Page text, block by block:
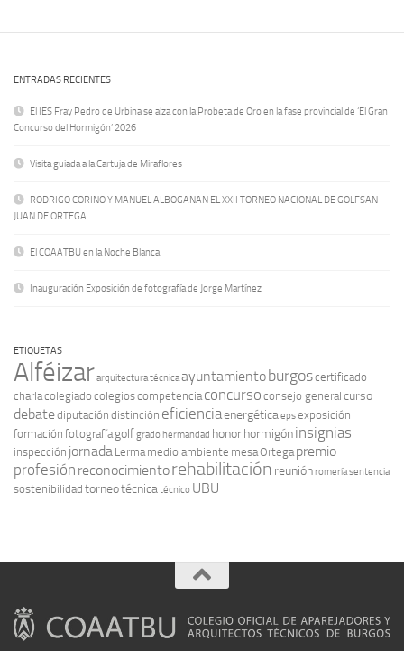
ENTRADAS RECIENTES
El IES Fray Pedro de Urbina se alza con la Probeta de Oro en la fase provincial de ‘El Gran
Concurso del Hormigón’ 2026
Visita guiada a la Cartuja de Miraflores
RODRIGO CORINO Y MANUEL ALBOGANAN EL XXII TORNEO NACIONAL DE GOLFSAN
JUAN DE ORTEGA
El COAATBU en la Noche Blanca
Inauguración Exposición de fotografía de Jorge Martínez
ETIQUETAS
Alféizararquitectura técnicaayuntamientoburgoscertificado
charlacolegiado colegioscompetencia concurso consejo general curso
debatediputación distinción eficienciaenergéticaepsexposición
formación fotografía golfgrado hermandad honorhormigóninsignias
inspección jornada Lerma medio ambiente mesaOrtega premio
profesión reconocimientorehabilitación reuniónromeríasentencia
sostenibilidad torneotécnicatécnico UBU